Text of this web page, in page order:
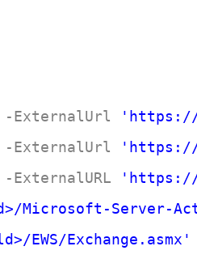
-ExternalUrl
'https://
-ExternalUrl
'https://
-ExternalURL
'https://
Microsoft-Server-
EWS/Exchange.asmx'